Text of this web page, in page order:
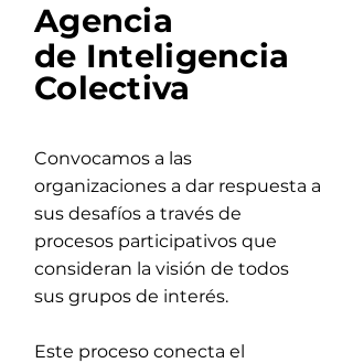
Agencia
de Inteligencia
Colectiva
Convocamos a las
organizaciones a dar respuesta a
sus desafíos a través de
procesos participativos que
consideran la visión de todos
sus grupos de interés.
Este proceso conecta el